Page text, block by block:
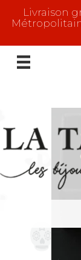
Livraison
8 résultats